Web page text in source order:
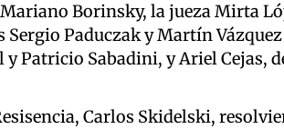
Borinsky, la jueza Mirta
Paduczak y Martín
Patricio Sabadini, y Ariel Cejas,
Carlos Skidelski,